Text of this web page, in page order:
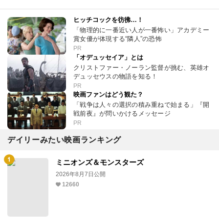
ヒッチコックを彷彿…！
「物理的に一番近い人が一番怖い」アカデミー
賞女優が体現する“隣人”の恐怖
PR
「オデュッセイア」とは
クリストファー・ノーラン監督が挑む、英雄オ
デュッセウスの物語を知る！
PR
映画ファンはどう観た？
「戦争は人々の選択の積み重ねで始まる」『開
戦前夜』が問いかけるメッセージ
PR
デイリーみたい映画ランキング
ミニオンズ＆モンスターズ
2026年8月7日公開
12660